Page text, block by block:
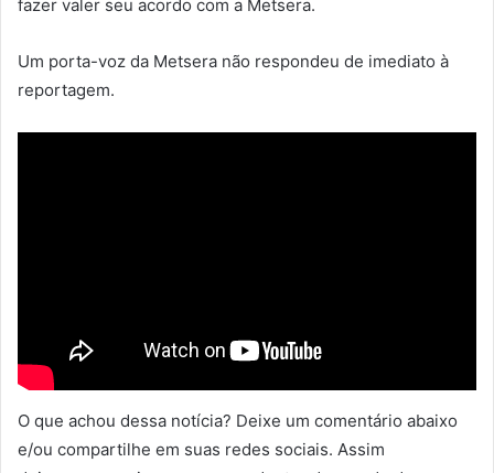
fazer valer seu acordo com a Metsera.
Um porta-voz da Metsera não respondeu de imediato à
reportagem.
O que achou dessa notícia? Deixe um comentário abaixo
e/ou compartilhe em suas redes sociais. Assim